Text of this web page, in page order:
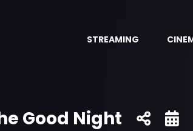
STREAMING
Good Night